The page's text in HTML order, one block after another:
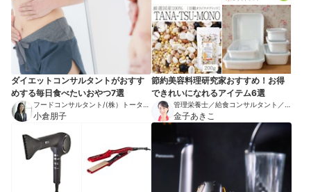
ダイエットコンサルタントがおすす
めする毎日食べたいおやつ7選
フードコンサルタント/(株）トータル
フード代表/宮城大学客員教授/企業社
小倉朋子
節約美容料理研究家おすすめ！お得
できれいになれるアイテム6選
管理栄養士／給食コンサルタント／節
約美容料理®研究家
金子あきこ